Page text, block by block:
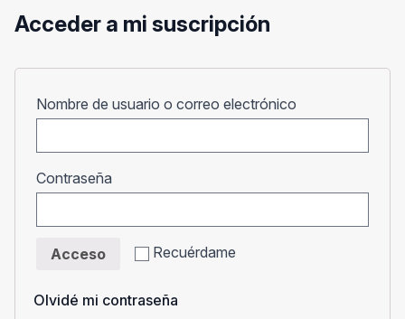
Acceder a mi suscripción
Nombre de usuario o correo electrónico
Contraseña
Recuérdame
Acceso
Olvidé mi contraseña